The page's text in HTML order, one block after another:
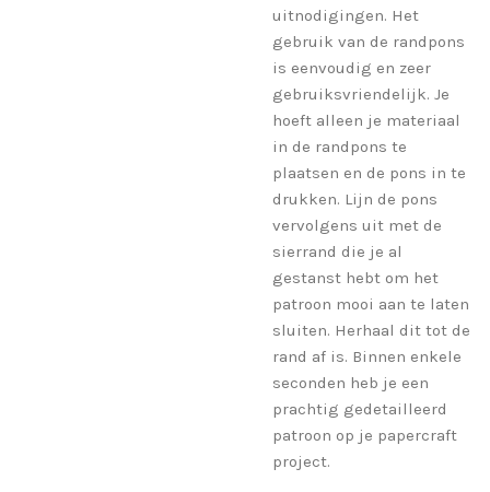
uitnodigingen. Het
gebruik van de randpons
is eenvoudig en zeer
gebruiksvriendelijk. Je
hoeft alleen je materiaal
in de randpons te
plaatsen en de pons in te
drukken. Lijn de pons
vervolgens uit met de
sierrand die je al
gestanst hebt om het
patroon mooi aan te laten
sluiten. Herhaal dit tot de
rand af is. Binnen enkele
seconden heb je een
prachtig gedetailleerd
patroon op je papercraft
project.